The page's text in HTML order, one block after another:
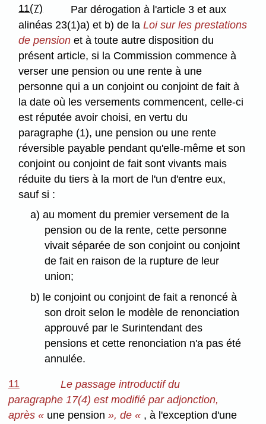
11(7)
Par dérogation à l'article 3 et aux
alinéas 23(1)a) et b) de laLoi sur les prestations
de pensionet à toute autre disposition du
présent article, si la Commission commence à
verser une pension ou une rente à une
personne qui a un conjoint ou conjoint de fait à
la date où les versements commencent, celle-ci
est réputée avoir choisi, en vertu du
paragraphe (1), une pension ou une rente
réversible payable pendant qu'elle-même et son
conjoint ou conjoint de fait sont vivants mais
réduite du tiers à la mort de l'un d'entre eux,
sauf si :
a) au moment du premier versement de la
pension ou de la rente, cette personne
vivait séparée de son conjoint ou conjoint
de fait en raison de la rupture de leur
union;
b) le conjoint ou conjoint de fait a renoncé à
son droit selon le modèle de renonciation
approuvé par le Surintendant des
pensions et cette renonciation n'a pas été
annulée.
11
Le passage introductif du
paragraphe 17(4) est modifié par adjonction,
après « une pension », de « , à l'exception d'une